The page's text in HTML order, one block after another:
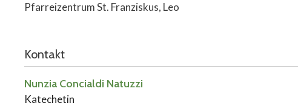
Pfarreizentrum St. Franziskus, Leo
Kontakt
Nunzia Concialdi Natuzzi
Katechetin